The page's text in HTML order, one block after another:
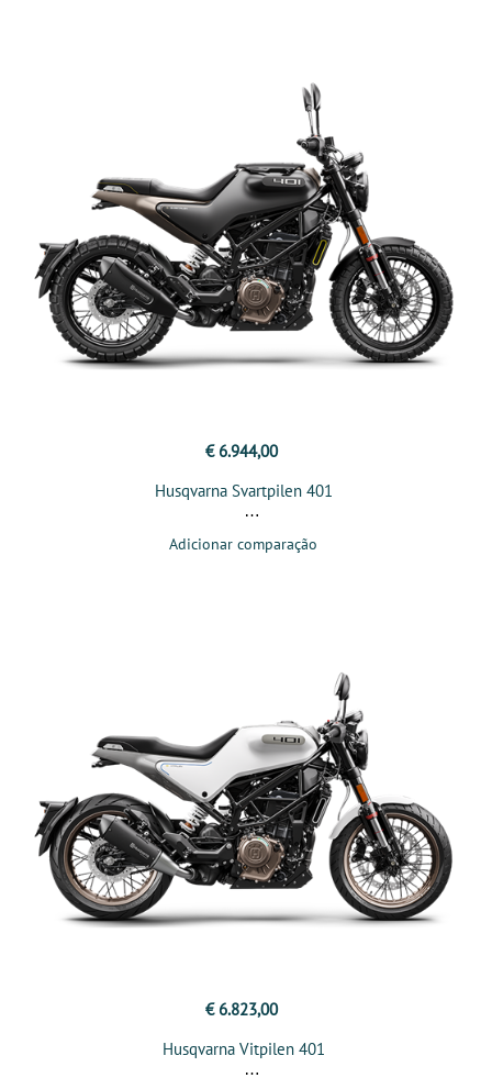
€ 6.944,00
Husqvarna Svartpilen 401
Adicionar comparação
€ 6.823,00
Husqvarna Vitpilen 401